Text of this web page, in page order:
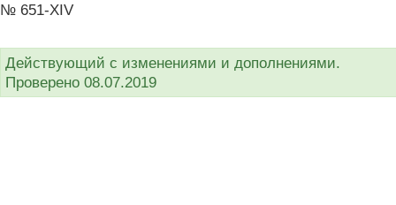
№ 651-XIV
Действующий с изменениями и дополнениями.
Проверено 08.07.2019